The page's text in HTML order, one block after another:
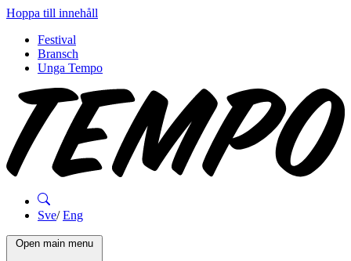
Hoppa till innehåll
Festival
Bransch
Unga Tempo
Sve/Eng
Open main menu